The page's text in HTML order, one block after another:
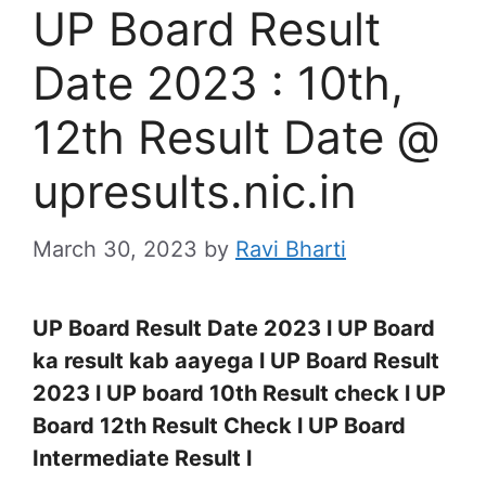
UP Board Result
Date 2023 : 10th,
12th Result Date @
upresults.nic.in
March 30, 2023 by Ravi Bharti
UP Board Result Date 2023 l UP Board
ka result kab aayega l UP Board Result
2023 l UP board 10th Result check l UP
Board 12th Result Check l UP Board
Intermediate Result l